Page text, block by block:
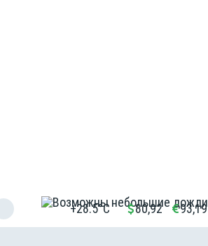
+28.5°C 80,92 93,19